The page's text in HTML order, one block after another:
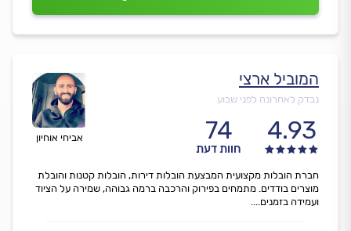
אביחי אוחיון
המוביל ארצי
נבדק לאחרונה לפני שבוע
4.93
74
חוות דעת
חברת הובלות מקצועית המבצעת הובלות דירות, הובלות קטנות והובלת
מוצרים בודדים. מתמחים בפירוק והרכבה ברמה גבוהה, שמירה על הציוד
ועמידה בזמנים....